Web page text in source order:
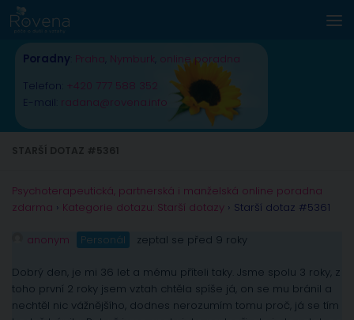
Skip to content
Poradny Praha Nymburk online poradna
Telefon: +420 777 588 352
E-mail: radana@rovena.info
Psychoterapeutická, partnerská i manželská online poradna
zdarma › Kategorie dotazu: Starší dotazy › Starší dotaz #5361
anonym Personál zeptal se před 9 roky
Dobrý den, je mi 36 let a mému příteli taky. Jsme spolu 3 roky, z
toho první 2 roky jsem vztah chtěla spíše já, on se mu bránil a
nechtěl nic vážnějšího, dodnes nerozumím tomu proč, já se tím